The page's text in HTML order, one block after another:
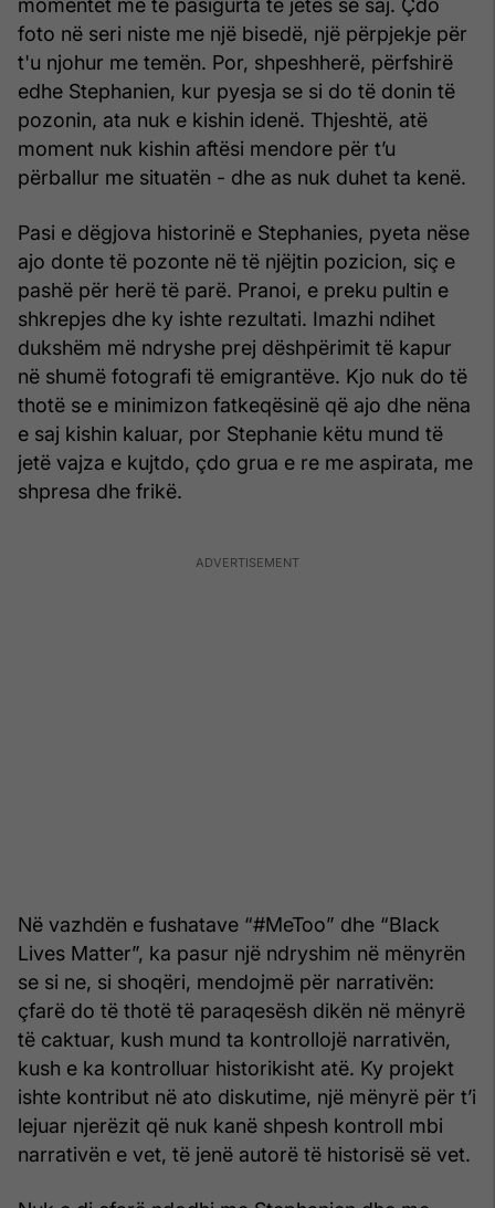
momentet më të pasigurta të jetës së saj. Çdo
foto në seri niste me një bisedë, një përpjekje për
t'u njohur me temën. Por, shpeshherë, përfshirë
edhe Stephanien, kur pyesja se si do të donin të
pozonin, ata nuk e kishin idenë. Thjeshtë, atë
moment nuk kishin aftësi mendore për t’u
përballur me situatën - dhe as nuk duhet ta kenë.
Pasi e dëgjova historinë e Stephanies, pyeta nëse
ajo donte të pozonte në të njëjtin pozicion, siç e
pashë për herë të parë. Pranoi, e preku pultin e
shkrepjes dhe ky ishte rezultati. Imazhi ndihet
dukshëm më ndryshe prej dëshpërimit të kapur
në shumë fotografi të emigrantëve. Kjo nuk do të
thotë se e minimizon fatkeqësinë që ajo dhe nëna
e saj kishin kaluar, por Stephanie këtu mund të
jetë vajza e kujtdo, çdo grua e re me aspirata, me
shpresa dhe frikë.
Në vazhdën e fushatave “#MeToo” dhe “Black
Lives Matter”, ka pasur një ndryshim në mënyrën
se si ne, si shoqëri, mendojmë për narrativën:
çfarë do të thotë të paraqesësh dikën në mënyrë
të caktuar, kush mund ta kontrollojë narrativën,
kush e ka kontrolluar historikisht atë. Ky projekt
ishte kontribut në ato diskutime, një mënyrë për t’i
lejuar njerëzit që nuk kanë shpesh kontroll mbi
narrativën e vet, të jenë autorë të historisë së vet.